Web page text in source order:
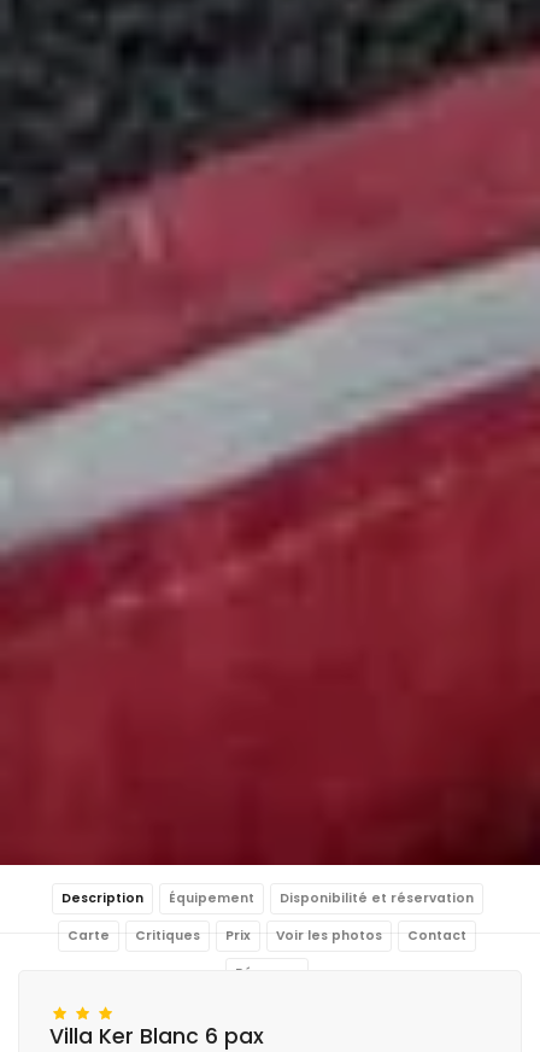
Description Équipement Disponibilité et réservation
Carte Critiques Prix Voir les photos Contact
Réserver
Villa Ker Blanc 6 pax